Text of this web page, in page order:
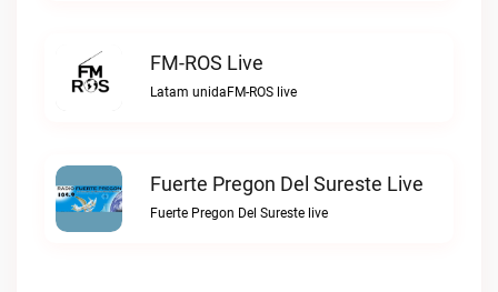
FM-ROS Live
Latam unidaFM-ROS live
Fuerte Pregon Del Sureste Live
Fuerte Pregon Del Sureste live